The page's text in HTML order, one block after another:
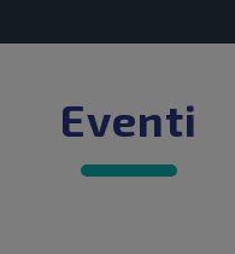
Eventi